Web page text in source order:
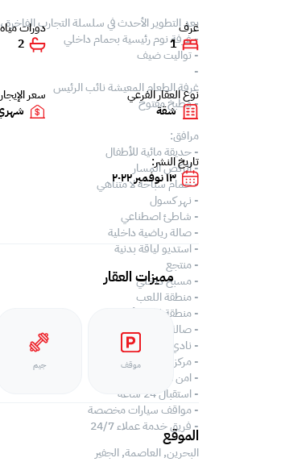
يعد التطوير الأحدث في سلسلة التجارب
- غرفة نوم رئيسية بحمام داخلي
- تواليت ضيف
-
غرفة الطعام المعيشة نائب الرئيس
- مطبخ مفتوح
مرافق:
- حديقة مائية للأطفال
- الركض المسار
- حمام سباحة لا متناهي
- نهر كسول
- شاطئ اصطناعي
- صالة رياضية داخلية
- استديو لياقة بدنية
- منتجع
- مسبح داخلي
- منطقة اللعب
- منطقة لعب الأطفال
- صالة ترفيهية
- نادي البيت
- مركز أعمال
- امن على مدار 24 ساعة
- استقبال 24 ساعة
- مواقف سيارات مخصصة
- فريق خدمة عملاء 24/7
غرف
1
دورات مياه
2
نوع العقار الفرعي
شقة
سعر الإيجار
تاريخ النشر:
١٣ نوفمبر ٢٠٢٢
مميزات العقار
موقف جيم
الموقع
البحرين, العاصمة,الجفير